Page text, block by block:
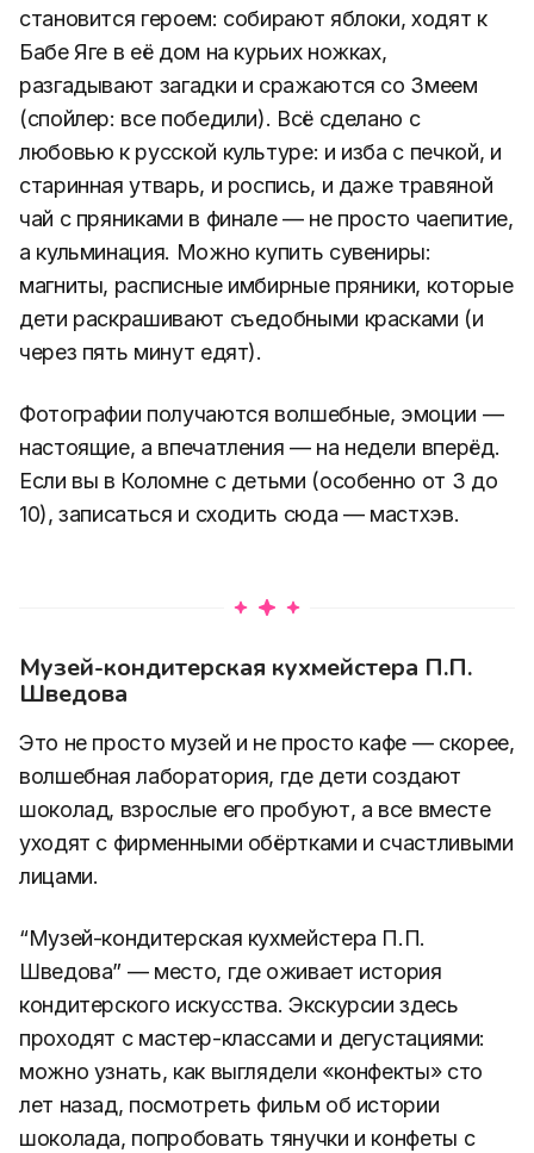
становится героем: собирают яблоки, ходят к
Бабе Яге в её дом на курьих ножках,
разгадывают загадки и сражаются со Змеем
(спойлер: все победили). Всё сделано с
любовью к русской культуре: и изба с печкой, и
старинная утварь, и роспись, и даже травяной
чай с пряниками в финале — не просто чаепитие,
а кульминация. Можно купить сувениры:
магниты, расписные имбирные пряники, которые
дети раскрашивают съедобными красками (и
через пять минут едят).
Фотографии получаются волшебные, эмоции —
настоящие, а впечатления — на недели вперёд.
Если вы в Коломне с детьми (особенно от 3 до
10), записаться и сходить сюда — мастхэв.
Музей-кондитерская кухмейстера П.П.
Шведова
Это не просто музей и не просто кафе — скорее,
волшебная лаборатория, где дети создают
шоколад, взрослые его пробуют, а все вместе
уходят с фирменными обёртками и счастливыми
лицами.
“Музей-кондитерская кухмейстера П.П.
Шведова” — место, где оживает история
кондитерского искусства. Экскурсии здесь
проходят с мастер-классами и дегустациями:
можно узнать, как выглядели «конфекты» сто
лет назад, посмотреть фильм об истории
шоколада, попробовать тянучки и конфеты с